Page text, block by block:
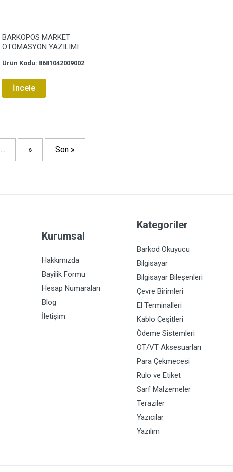
BARKOPOS MARKET
OTOMASYON YAZILIMI
Ürün Kodu: 8681042009002
İncele
... » Son »
Kurumsal
Hakkımızda
Bayilik Formu
Hesap Numaraları
Blog
İletişim
Kategoriler
Barkod Okuyucu
Bilgisayar
Bilgisayar Bileşenleri
Çevre Birimleri
El Terminalleri
Kablo Çeşitleri
Ödeme Sistemleri
OT/VT Aksesuarları
Para Çekmecesi
Rulo ve Etiket
Sarf Malzemeler
Teraziler
Yazıcılar
Yazılım